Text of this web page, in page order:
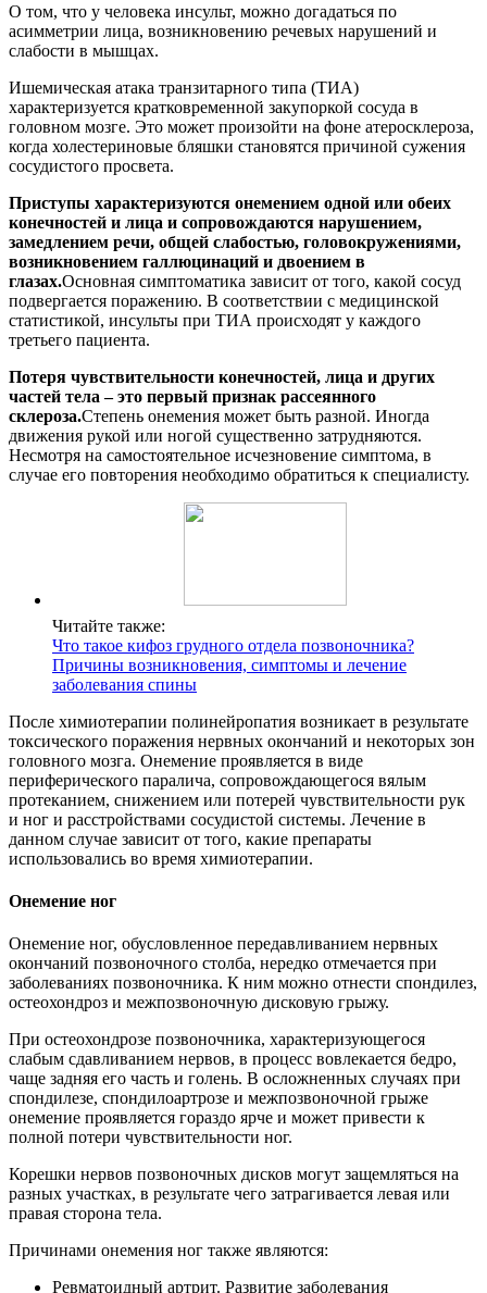
О том, что у человека инсульт, можно догадаться по
асимметрии лица, возникновению речевых нарушений и
слабости в мышцах.
Ишемическая атака транзитарного типа (ТИА)
характеризуется кратковременной закупоркой сосуда в
головном мозге. Это может произойти на фоне атеросклероза,
когда холестериновые бляшки становятся причиной сужения
сосудистого просвета.
Приступы характеризуются онемением одной или обеих
конечностей и лица и сопровождаются нарушением,
замедлением речи, общей слабостью, головокружениями,
возникновением галлюцинаций и двоением в
глазах.Основная симптоматика зависит от того, какой сосуд
подвергается поражению. В соответствии с медицинской
статистикой, инсульты при ТИА происходят у каждого
третьего пациента.
Потеря чувствительности конечностей, лица и других
частей тела – это первый признак рассеянного
склероза.Степень онемения может быть разной. Иногда
движения рукой или ногой существенно затрудняются.
Несмотря на самостоятельное исчезновение симптома, в
случае его повторения необходимо обратиться к специалисту.
Читайте также:
Что такое кифоз грудного отдела позвоночника?
Причины возникновения, симптомы и лечение
заболевания спины
После химиотерапии полинейропатия возникает в результате
токсического поражения нервных окончаний и некоторых зон
головного мозга. Онемение проявляется в виде
периферического паралича, сопровождающегося вялым
протеканием, снижением или потерей чувствительности рук
и ног и расстройствами сосудистой системы. Лечение в
данном случае зависит от того, какие препараты
использовались во время химиотерапии.
Онемение ног
Онемение ног, обусловленное передавливанием нервных
окончаний позвоночного столба, нередко отмечается при
заболеваниях позвоночника. К ним можно отнести спондилез,
остеохондроз и межпозвоночную дисковую грыжу.
При остеохондрозе позвоночника, характеризующегося
слабым сдавливанием нервов, в процесс вовлекается бедро,
чаще задняя его часть и голень. В осложненных случаях при
спондилезе, спондилоартрозе и межпозвоночной грыже
онемение проявляется гораздо ярче и может привести к
полной потери чувствительности ног.
Корешки нервов позвоночных дисков могут защемляться на
разных участках, в результате чего затрагивается левая или
правая сторона тела.
Причинами онемения ног также являются:
Ревматоидный артрит. Развитие заболевания